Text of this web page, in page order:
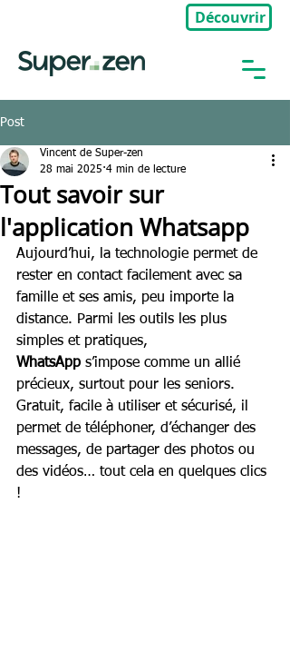
Découvrir
Post
Tout savoir sur
l'application Whatsapp
Vincent de Super-zen
28 mai 2025 4 min de lecture
Aujourd’hui, la technologie permet de
rester en contact facilement avec sa
famille et ses amis, peu importe la
distance. Parmi les outils les plus
simples et pratiques,
WhatsApp s’impose comme un allié
précieux, surtout pour les seniors.
Gratuit, facile à utiliser et sécurisé, il
permet de téléphoner, d’échanger des
messages, de partager des photos ou
des vidéos… tout cela en quelques clics
!